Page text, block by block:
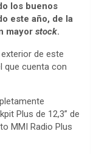
los buenos
este año, de la
mayor stock.
de este
que cuenta con
Plus de 12,3” de
MMI Radio Plus